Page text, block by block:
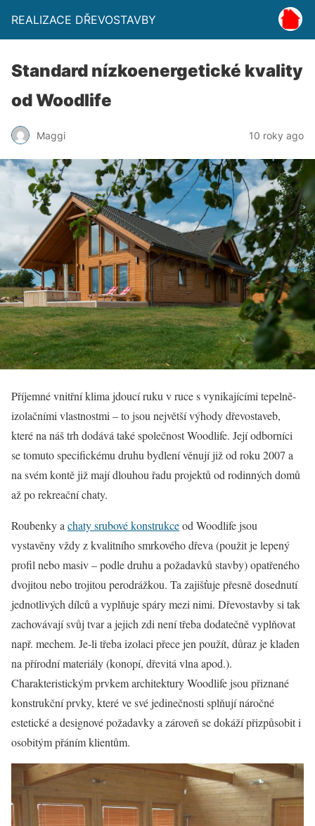
REALIZACE DŘEVOSTAVBY
Standard nízkoenergetické kvality
od Woodlife
Maggi 10 roky ago
Příjemné vnitřní klima jdoucí ruku v ruce s vynikajícími tepelně-
izolačními vlastnostmi – to jsou největší výhody dřevostaveb,
které na náš trh dodává také společnost Woodlife. Její odborníci
se tomuto specifickému druhu bydlení věnují již od roku 2007 a
na svém kontě již mají dlouhou řadu projektů od rodinných domů
až po rekreační chaty.
Roubenky a chaty srubové konstrukceod Woodlife jsou
vystavěny vždy z kvalitního smrkového dřeva (použit je lepený
profil nebo masiv – podle druhu a požadavků stavby) opatřeného
dvojitou nebo trojitou perodrážkou. Ta zajišťuje přesně dosednutí
jednotlivých dílců a vyplňuje spáry mezi nimi. Dřevostavby si tak
zachovávají svůj tvar a jejich zdi není třeba dodatečně vyplňovat
např. mechem. Je-li třeba izolaci přece jen použít, důraz je kladen
na přírodní materiály (konopí, dřevitá vlna apod.).
Charakteristickým prvkem architektury Woodlife jsou přiznané
konstrukční prvky, které ve své jedinečnosti splňují náročné
estetické a designové požadavky a zároveň se dokáží přizpůsobit i
osobitým přáním klientům.